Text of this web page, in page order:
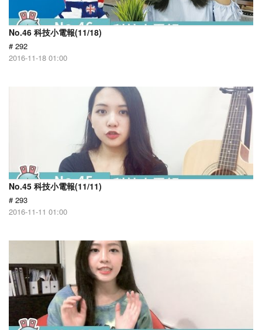
No.46 科技小電報(11/18)
# 292
2016-11-18 01:00
No.45 科技小電報(11/11)
# 293
2016-11-11 01:00